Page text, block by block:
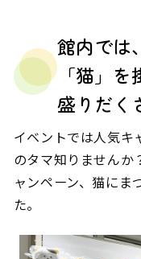
館内では
「猫」を
盛りだく
イベントでは人気キ
のタマ知りませんか
ャンペーン、猫にま
た。